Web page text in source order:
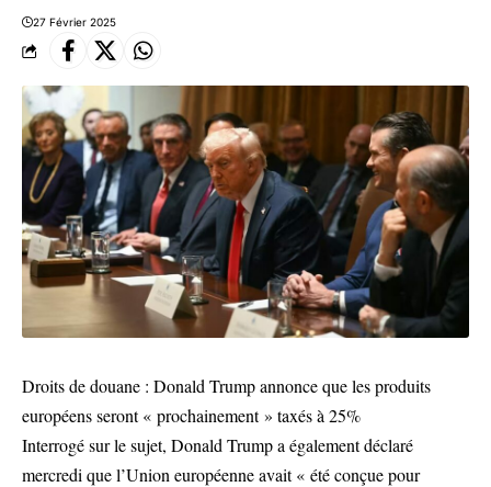
27 Février 2025
Droits de douane : Donald Trump annonce que les produits
européens seront « prochainement » taxés à 25%
Interrogé sur le sujet, Donald Trump a également déclaré
mercredi que l’Union européenne avait « été conçue pour